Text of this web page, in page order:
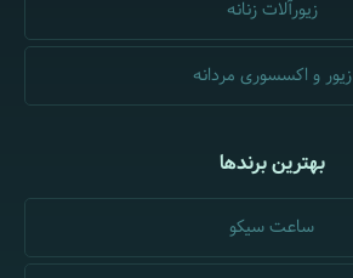
زیورآلات زنانه
زیور و اکسسوری مردانه
بهترین برندها
ساعت سیکو